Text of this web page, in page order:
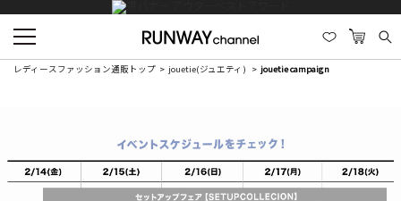
レディースファッション通販トップ jouetie(ジュエティ) jouetie campaign